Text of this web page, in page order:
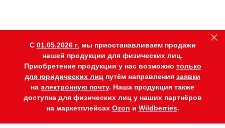
C 01.05.2026 г. мы приостанавливаем продажи
нашей продукции для физических лиц.
Приобретение продукции у нас возможно только
для юридических лиц путём направления заявки
на электронную почту. Наша продукция также
доступна для физических лиц у наших партнёров
на маркетплейсах Ozon и Wildberries.